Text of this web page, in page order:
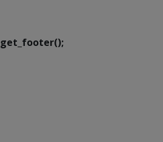
get_footer();